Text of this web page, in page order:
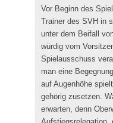
hilft
es?
Vor Beginn des
Trainer des SVH in
unter dem Beifall
würdig vom
Spielausschuss
man eine
auf Augenhöhe
gehörig zusetzen.
erwarten, denn